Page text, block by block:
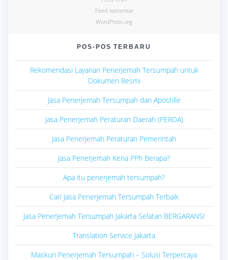
Feed komentar
WordPress.org
POS-POS TERBARU
Rekomendasi Layanan Penerjemah Tersumpah untuk
Dokumen Resmi
Jasa Penerjemah Tersumpah dan Apostille
Jasa Penerjemah Peraturan Daerah (PERDA)
Jasa Penerjemah Peraturan Pemerintah
Jasa Penerjemah Kena PPh Berapa?
Apa itu penerjemah tersumpah?
Cari Jasa Penerjemah Tersumpah Terbaik
Jasa Penerjemah Tersumpah Jakarta Selatan BERGARANSI
Translation Service Jakarta
Maskuri Penerjemah Tersumpah – Solusi Terpercaya